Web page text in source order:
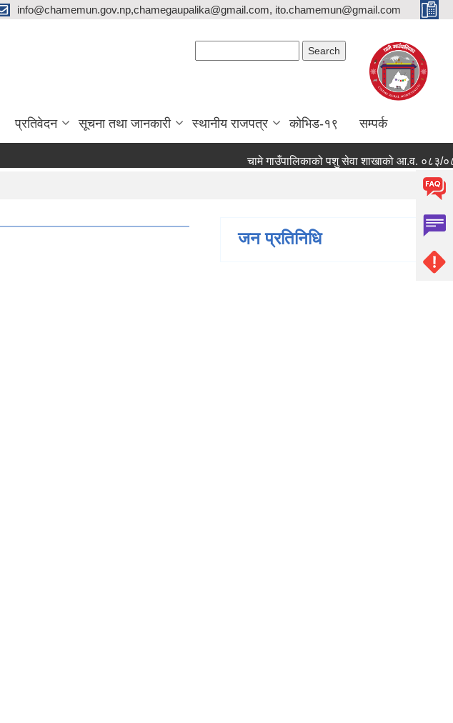
info@chamemun.gov.np,chamegaupalika@gmail.com, ito.chamemun@gmail.com
प्रतिवेदन सूचना तथा जानकारी स्थानीय राजपत्र कोभिड-१९ सम्पर्क
चामे गाउँपालिकाको पशु सेवा शाखाको आ.व. ०८३/०८४
जन प्रतिनिधि